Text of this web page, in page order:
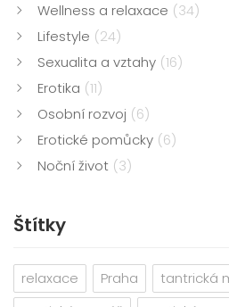
Wellness a relaxace (34)
Lifestyle (24)
Sexualita a vztahy (16)
Erotika (11)
Osobní rozvoj (6)
Erotické pomůcky (6)
Noční život (3)
Štítky
relaxace Praha tantrická